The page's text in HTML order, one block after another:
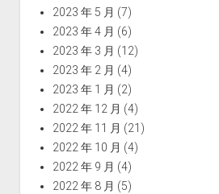
2023 年 5 月 (7)
2023 年 4 月 (6)
2023 年 3 月 (12)
2023 年 2 月 (4)
2023 年 1 月 (2)
2022 年 12 月 (4)
2022 年 11 月 (21)
2022 年 10 月 (4)
2022 年 9 月 (4)
2022 年 8 月 (5)